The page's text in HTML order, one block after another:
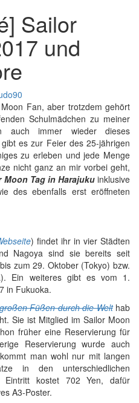
Sailor
und
Fan, aber trotzdem gehört
Schulmädchen zu meiner
auch immer wieder dieses
es zur Feier des 25-jährigen
zu erleben und jede Menge
nicht ganz an mir vorbei geht,
Moon Tag in Harajuku inklusive
des ebenfalls erst eröffneten
) findet ihr in vier Städten
Nagoya sind sie bereits seit
zum 29. Oktober (Tokyo) bzw.
Ein weiteres gibt es vom 1.
in Fukuoka.
Füßen durch die Welthab
Sie ist Mitglied im Sailor Moon
früher eine Reservierung für
Reservierung wurde auch
man wohl nur mit langen
in den unterschiedlichen
Eintritt kostet 702 Yen, dafür
A3-Poster.